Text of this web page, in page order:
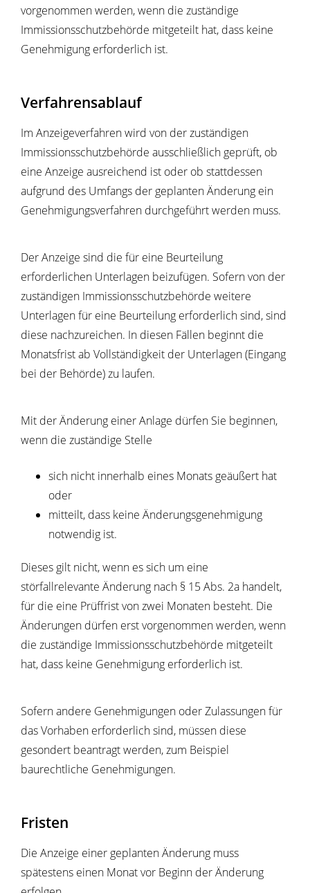
vorgenommen werden, wenn die zuständige
Immissionsschutzbehörde mitgeteilt hat, dass keine
Genehmigung erforderlich ist.
Verfahrensablauf
Im Anzeigeverfahren wird von der zuständigen
Immissionsschutzbehörde ausschließlich geprüft, ob
eine Anzeige ausreichend ist oder ob stattdessen
aufgrund des Umfangs der geplanten Änderung ein
Genehmigungsverfahren durchgeführt werden muss.
Der Anzeige sind die für eine Beurteilung
erforderlichen Unterlagen beizufügen. Sofern von der
zuständigen Immissionsschutzbehörde weitere
Unterlagen für eine Beurteilung erforderlich sind, sind
diese nachzureichen. In diesen Fällen beginnt die
Monatsfrist ab Vollständigkeit der Unterlagen (Eingang
bei der Behörde) zu laufen.
Mit der Änderung einer Anlage dürfen Sie beginnen,
wenn die zuständige Stelle
sich nicht innerhalb eines Monats geäußert hat
oder
mitteilt, dass keine Änderungsgenehmigung
notwendig ist.
Dieses gilt nicht, wenn es sich um eine
störfallrelevante Änderung nach § 15 Abs. 2a handelt,
für die eine Prüffrist von zwei Monaten besteht. Die
Änderungen dürfen erst vorgenommen werden, wenn
die zuständige Immissionsschutzbehörde mitgeteilt
hat, dass keine Genehmigung erforderlich ist.
Sofern andere Genehmigungen oder Zulassungen für
das Vorhaben erforderlich sind, müssen diese
gesondert beantragt werden, zum Beispiel
baurechtliche Genehmigungen.
Fristen
Die Anzeige einer geplanten Änderung muss
spätestens einen Monat vor Beginn der Änderung